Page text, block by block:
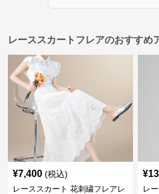
レーススカートフレアのおすすめ
¥7,400 (税込)
レーススカート 花刺繍フレアレ
¥
レ